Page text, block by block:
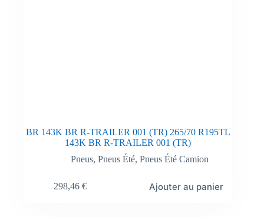
BR 143K BR R-TRAILER 001 (TR) 265/70 R195TL
143K BR R-TRAILER 001 (TR)
Pneus,Pneus Été,Pneus Été Camion
298,46 € Ajouter au panier